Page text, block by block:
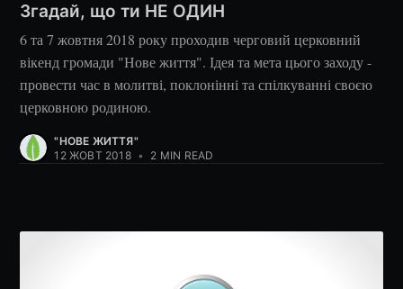
Згадай, що ти НЕ ОДИН
6 та 7 жовтня 2018 року проходив черговий церковний
вікенд громади "Нове життя". Ідея та мета цього заходу -
провести час в молитві, поклонінні та спілкуванні своєю
церковною родиною.
"НОВЕ ЖИТТЯ"
12 ЖОВТ 2018 • 2 MIN READ